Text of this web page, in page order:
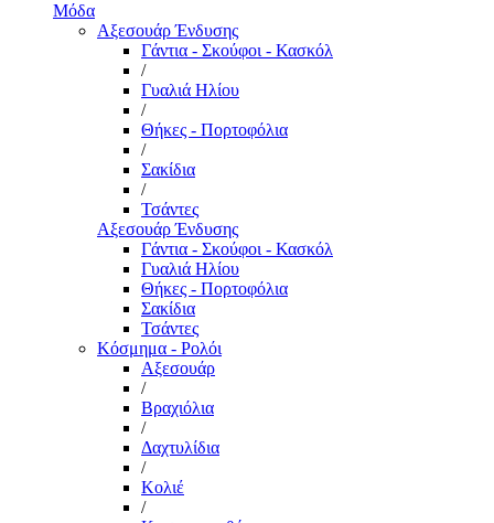
Μόδα
Αξεσουάρ Ένδυσης
Γάντια - Σκούφοι - Κασκόλ
/
Γυαλιά Ηλίου
/
Θήκες - Πορτοφόλια
/
Σακίδια
/
Τσάντες
Αξεσουάρ Ένδυσης
Γάντια - Σκούφοι - Κασκόλ
Γυαλιά Ηλίου
Θήκες - Πορτοφόλια
Σακίδια
Τσάντες
Κόσμημα - Ρολόι
Αξεσουάρ
/
Βραχιόλια
/
Δαχτυλίδια
/
Κολιέ
/